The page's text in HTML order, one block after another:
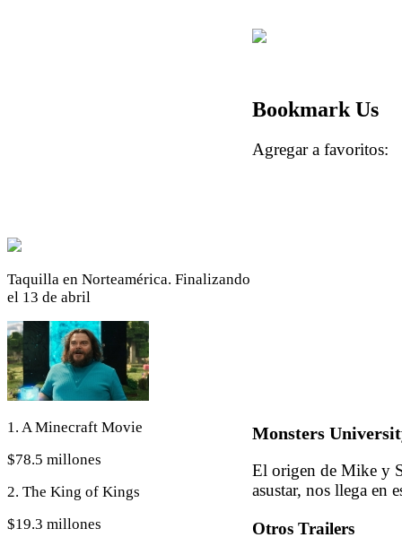
Taquilla en Norteamérica. Finalizando
el 13 de abril
1. A Minecraft Movie
$78.5 millones
2. The King of Kings
$19.3 millones
Bookmark Us
Agregar a
Monsters
El origen de Mike y
asustar, nos llega en
Otros Trailers